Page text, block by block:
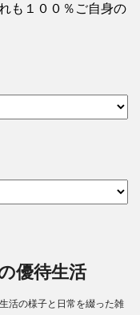
も１００％ご自身の
優待生活
活の様子と日常を綴った雑